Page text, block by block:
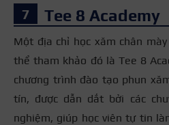
Tee 8 Academy
Một địa chỉ học xăm chân
thể tham khảo đó là Tee 8
chương trình đào tạo phun
tín, được dẫn dắt bởi các
nghiệm, giúp học viên tự tin